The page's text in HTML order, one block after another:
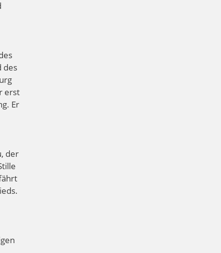
des
erst
Er
der